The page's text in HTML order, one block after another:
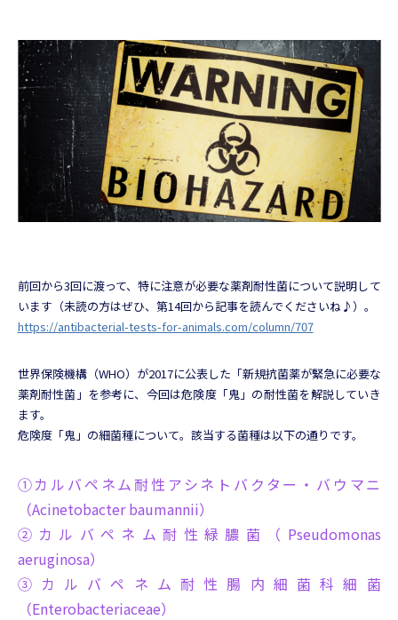
前回から3回に渡って、特に注意が必要な薬剤耐性菌について説明して
います（未読の方はぜひ、第14回から記事を読んでくださいね♪）。
https://antibacterial-tests-for-animals.com/column/707
世界保険機構（WHO）が2017に公表した「新規抗菌薬が緊急に必要な
薬剤耐性菌」を参考に、今回は危険度「鬼」の耐性菌を解説していき
ます。
危険度「鬼」の細菌種について。該当する菌種は以下の通りです。
①カルバペネム耐性アシネトバクター・バウマニ
（Acinetobacter baumannii）
②カルバペネム耐性緑膿菌（ Pseudomonas
aeruginosa）
③カルバペネム耐性腸内細菌科細菌
（Enterobacteriaceae）